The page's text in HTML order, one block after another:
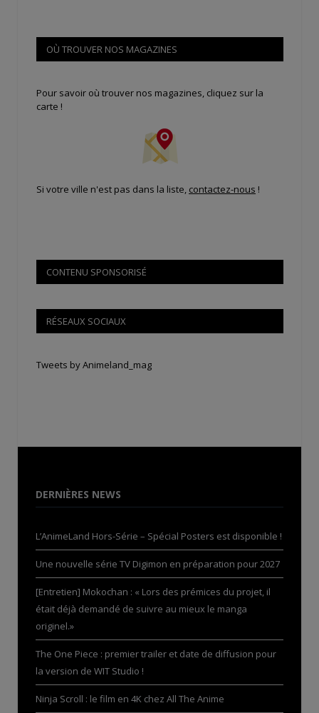
OÙ TROUVER NOS MAGAZINES
Pour savoir où trouver nos magazines, cliquez sur la
carte !
Si votre ville n'est pas dans la liste, contactez-nous !
CONTENU SPONSORISÉ
RÉSEAUX SOCIAUX
Tweets by Animeland_mag
DERNIÈRES NEWS
L’AnimeLand Hors-Série – Spécial Posters est disponible !
Une nouvelle série TV Digimon en préparation pour 2027
[Entretien] Mokochan : « Lors des prémices du projet, il
était déjà demandé de suivre au mieux le manga
originel.»
The One Piece : premier trailer et date de diffusion pour
la version de WIT Studio !
Ninja Scroll : le film en 4K chez All The Anime